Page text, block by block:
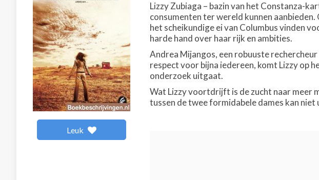
Leuk
Lizzy Zubiaga – bazin van het Constanza-
consumenten ter wereld kunnen
het scheikundige ei van Columbus vinden
harde hand over haar rijk en ambities.
Andrea Mijangos, een robuuste
respect voor bijna iedereen, komt Lizzy op
onderzoek uitgaat.
Wat Lizzy voortdrijft is de zucht naar meer
tussen de twee formidabele dames kan niet